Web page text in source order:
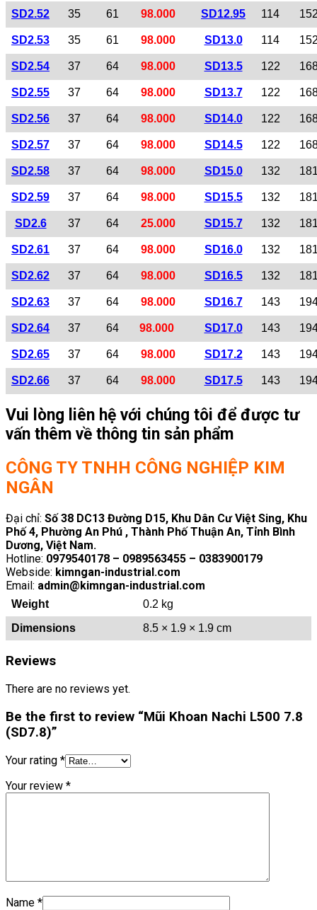
SD2.52 35 61 98.000 SD12.95 114
SD2.53 35 61 98.000 SD13.0 114
SD2.54 37 64 98.000 SD13.5 122
SD2.55 37 64 98.000 SD13.7 122
SD2.56 37 64 98.000 SD14.0 122
SD2.57 37 64 98.000 SD14.5 122
SD2.58 37 64 98.000 SD15.0 132
SD2.59 37 64 98.000 SD15.5 132
SD2.6 37 64 25.000 SD15.7 132
SD2.61 37 64 98.000 SD16.0 132
SD2.62 37 64 98.000 SD16.5 132
SD2.63 37 64 98.000 SD16.7 143
SD2.64 37 64 98.000 SD17.0 143
SD2.65 37 64 98.000 SD17.2 143
SD2.66 37 64 98.000 SD17.5 143
Vui lòng liên hệ với chúng tôi để được tư
vấn thêm về thông tin sản phẩm
CÔNG TY TNHH CÔNG NGHIỆP KIM
NGÂN
Đại chỉ: Số 38 DC13 Đường D15, Khu Dân Cư Việt Sing, Khu
Phố 4, Phường An Phú , Thành Phố Thuận An, Tỉnh Bình
Dương, Việt Nam.
Hotline: 0979540178 – 0989563455 – 0383900179
Webside: kimngan-industrial.com
Email: admin@kimngan-industrial.com
Weight
0.2 kg
Dimensions
8.5 × 1.9 × 1.9 cm
Reviews
There are no reviews yet.
Be the first to review “Mũi Khoan Nachi L500 7.8
(SD7.8)”
Your rating *
Your review *
Name *